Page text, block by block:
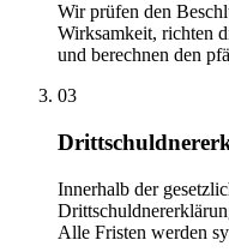
Wir prüfen den
Wirksamkeit, richten
und berechnen den
03
Innerhalb der
Alle Fristen werden